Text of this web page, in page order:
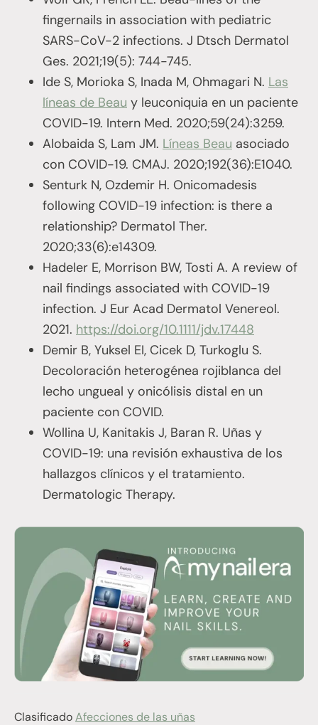
fingernails in association with pediatric
SARS-CoV-2 infections. J Dtsch Dermatol
Ges. 2021;19(5): 744-745.
Ide S, Morioka S, Inada M, Ohmagari N. Las
líneas de Beau y leuconiquia en un paciente
COVID-19. Intern Med. 2020;59(24):3259.
Alobaida S, Lam JM. Líneas Beau asociado
con COVID-19. CMAJ. 2020;192(36):E1040.
Senturk N, Ozdemir H. Onicomadesis
following COVID-19 infection: is there a
relationship? Dermatol Ther.
2020;33(6):e14309.
Hadeler E, Morrison BW, Tosti A. A review of
nail findings associated with COVID-19
infection. J Eur Acad Dermatol Venereol.
2021. https://doi.org/10.1111/jdv.17448
Demir B, Yuksel EI, Cicek D, Turkoglu S.
Decoloración heterogénea rojiblanca del
lecho ungueal y onicólisis distal en un
paciente con COVID.
Wollina U, Kanitakis J, Baran R. Uñas y
COVID-19: una revisión exhaustiva de los
hallazgos clínicos y el tratamiento.
Dermatologic Therapy.
ClasificadoAfecciones de las uñas